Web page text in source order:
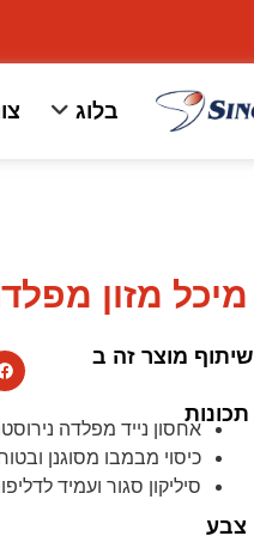
בלוג
מיכל מזון
שיתוף מוצר זה ב
תכונות
אחסון נייד מפלדה
כיסוי מבמבו מסוגנן
סיליקון סגור ועמיד
צבע